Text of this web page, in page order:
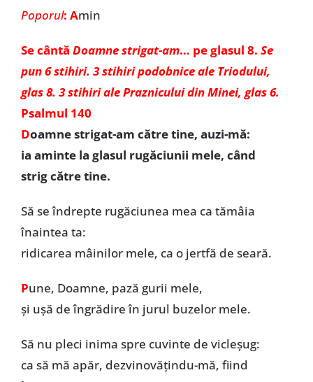
Poporul: Amin
Se cântă Doamne strigat-am… pe glasul 8. Se
pun 6 stihiri. 3 stihiri podobnice ale Triodului,
glas 8. 3 stihiri ale Praznicului din Minei, glas 6.
Psalmul 140
Doamne strigat-am către tine, auzi-mă:
ia aminte la glasul rugăciunii mele, când
strig către tine.
Să se îndrepte rugăciunea mea ca tămâia
înaintea ta:
ridicarea mâinilor mele, ca o jertfă de seară.
Pune, Doamne, pază gurii mele,
și ușă de îngrădire în jurul buzelor mele.
Să nu pleci inima spre cuvinte de vicleșug:
ca să mă apăr, dezvinovățindu-mă, fiind